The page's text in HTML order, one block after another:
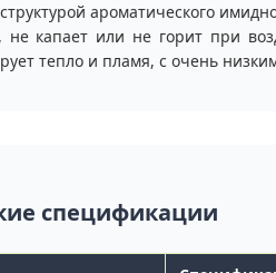
ароматического
не капает или не горит при
тепло и пламя, с очень
спецификации